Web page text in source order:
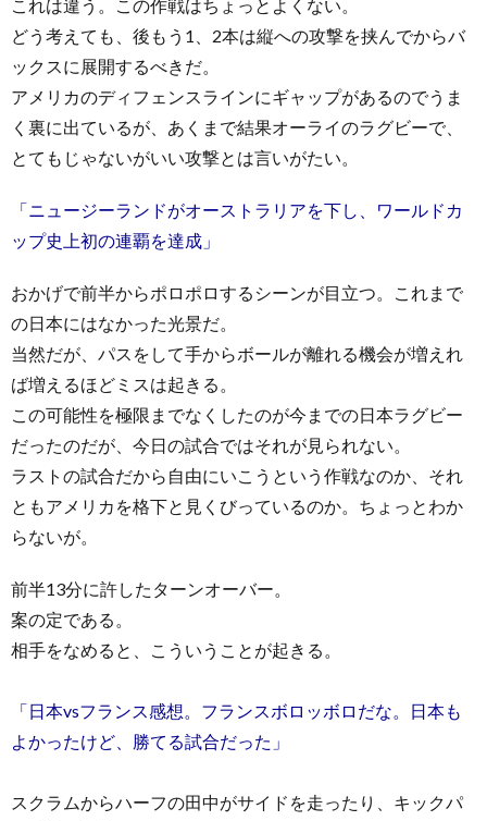
これは違う。この作戦はちょっとよくない。
どう考えても、後もう1、2本は縦への攻撃を挟んでからバ
ックスに展開するべきだ。
アメリカのディフェンスラインにギャップがあるのでうま
く裏に出ているが、あくまで結果オーライのラグビーで、
とてもじゃないがいい攻撃とは言いがたい。
「ニュージーランドがオーストラリアを下し、ワールドカ
ップ史上初の連覇を達成」
おかげで前半からポロポロするシーンが目立つ。これまで
の日本にはなかった光景だ。
当然だが、パスをして手からボールが離れる機会が増えれ
ば増えるほどミスは起きる。
この可能性を極限までなくしたのが今までの日本ラグビー
だったのだが、今日の試合ではそれが見られない。
ラストの試合だから自由にいこうという作戦なのか、それ
ともアメリカを格下と見くびっているのか。ちょっとわか
らないが。
前半13分に許したターンオーバー。
案の定である。
相手をなめると、こういうことが起きる。
「日本vsフランス感想。フランスボロッボロだな。日本も
よかったけど、勝てる試合だった」
スクラムからハーフの田中がサイドを走ったり、キックパ